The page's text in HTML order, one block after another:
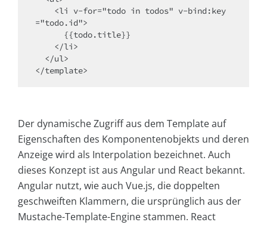
="todo.id">
</template>
Der dynamische Zugriff aus dem Template auf
Eigenschaften des Komponentenobjekts und deren
Anzeige wird als Interpolation bezeichnet. Auch
dieses Konzept ist aus Angular und React bekannt.
Angular nutzt, wie auch Vue.js, die doppelten
geschweiften Klammern, die ursprünglich aus der
Mustache-Template-Engine stammen. React